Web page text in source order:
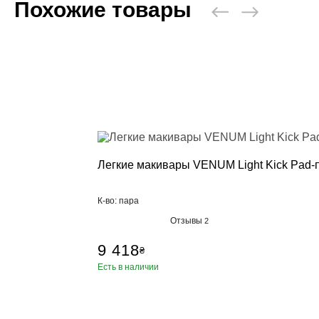
Похожие товары
Легкие макивары VENUM Light Kick Pad-
К-во: пара
Отзывы2
9 418₴
Есть в наличии